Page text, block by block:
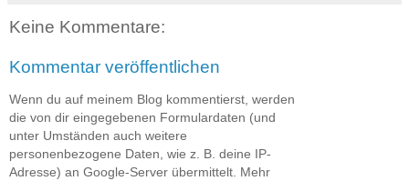
Keine Kommentare:
Kommentar veröffentlichen
Wenn du auf meinem Blog kommentierst, werden
die von dir eingegebenen Formulardaten (und
unter Umständen auch weitere
personenbezogene Daten, wie z. B. deine IP-
Adresse) an Google-Server übermittelt. Mehr